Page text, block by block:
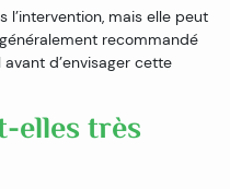
l’intervention, mais elle peut
recommandé
d’envisager cette
elles très